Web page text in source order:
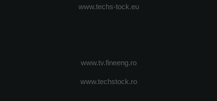
www.techs-tock.eu
www.tv.fineeng.ro
www.techstock.ro